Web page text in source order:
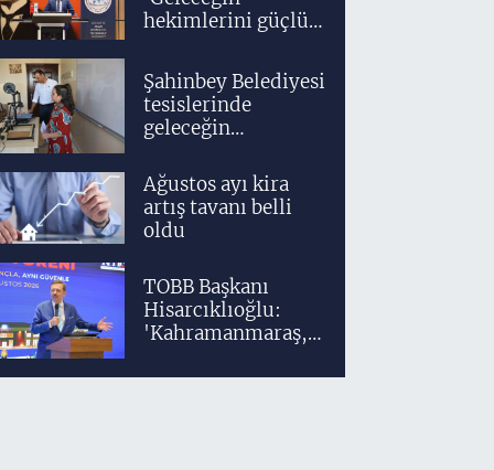
hekimlerini güçlü
klinik altyapıyla
yetiştiriyoruz'
Şahinbey Belediyesi
tesislerinde
geleceğin
teknolojiyle
yetişiyor
Ağustos ayı kira
artış tavanı belli
oldu
TOBB Başkanı
Hisarcıklıoğlu:
'Kahramanmaraş,
Türkiye